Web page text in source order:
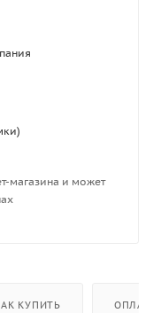
магазина и может
КУПИТЬ